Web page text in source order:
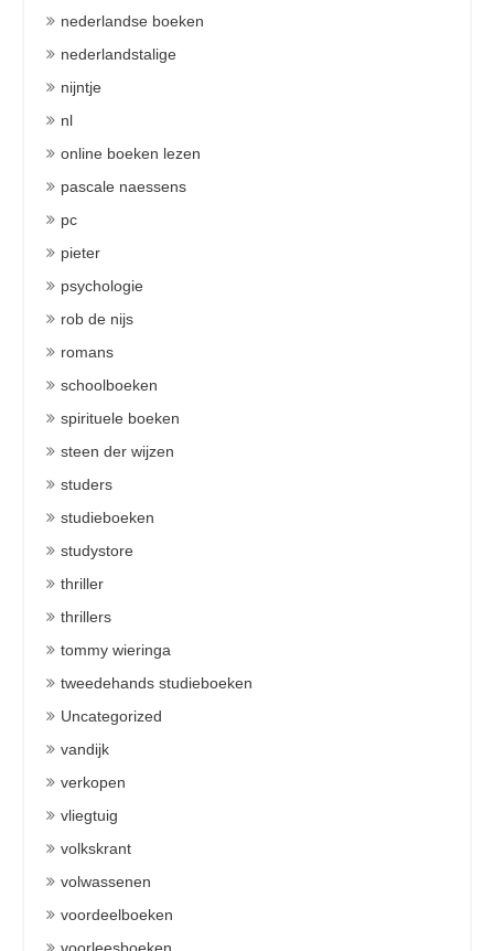
nederlandse boeken
nederlandstalige
nijntje
nl
online boeken lezen
pascale naessens
pc
pieter
psychologie
rob de nijs
romans
schoolboeken
spirituele boeken
steen der wijzen
studers
studieboeken
studystore
thriller
thrillers
tommy wieringa
tweedehands studieboeken
Uncategorized
vandijk
verkopen
vliegtuig
volkskrant
volwassenen
voordeelboeken